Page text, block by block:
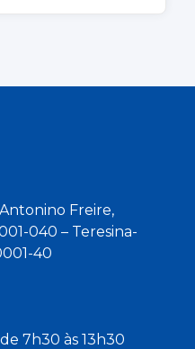
Freire,
040 – Teresina-
40
7h30 às 13h30